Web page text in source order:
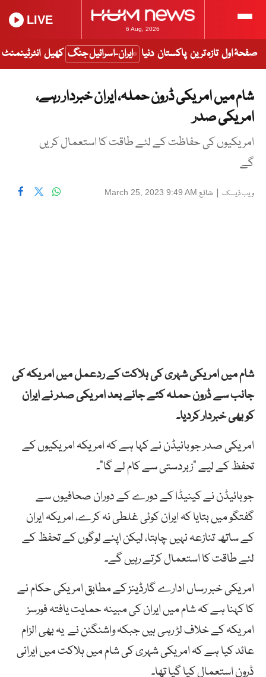
6 Aug, 2026
LIVE
صفحۂ اول تازہ ترین پاکستان دنیا ایران-اسرائیل جنگ کھیل انٹرٹینمنٹ
شام میں امریکی ڈرون حملہ، ایران خبردار رہے،
امریکی صدر
امریکیوں کی حفاظت کے لئے طاقت کا استعمال کریں
گے
ویب ڈیسک | شائع March 25, 2023 9:49 AM
شام میں امریکی شہری کی ہلاکت کے ردعمل میں امریکہ کی
جانب سے ڈرون حملہ کئے جانے بعد امریکی صدر نے ایران
کو بھی خبردار کردیا۔
امریکی صدر جوبائیڈن نے کہا ہے کہ امریکہ امریکیوں کے
تحفظ کے لیے “زبردستی سے کام لے گا”۔
جوبائیڈن نے کینیڈا کے دورے کے دوران صحافیوں سے
گفتگو میں بتایا کہ ایران کوئی غلطی نہ کرے، امریکہ ایران
کے ساتھ تنازعہ نہیں چاہتا، لیکن اپنے لوگوں کے تحفظ کے
لئے طاقت کا استعمال کرتے رہیں گے۔
امریکی خبر رساں ادارے گارڈینز کے مطابق امریکی حکام نے
کا کہنا ہے کہ شام میں ایران کی مبینہ حمایت یافتہ فورسز
امریکہ کے خلاف لڑ رہی ہیں جبکہ واشنگٹن نے یہ بھی الزام
عائد کیا ہے کہ امریکی شہری کی شام میں ہلاکت میں ایرانی
ڈرون استعمال کیا گیا تھا۔